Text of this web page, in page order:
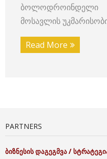
ბოლოდროინდელი
მოსავლის
Read More
PARTNERS
ბიზნესისდაგეგმვა/